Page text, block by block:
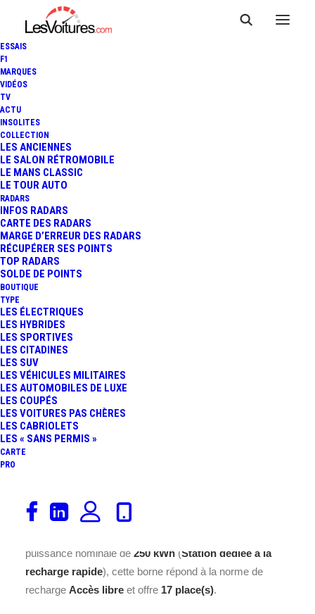
ESSAIS
F1
MARQUES
VIDÉOS
TV
ACTU
INSOLITES
COLLECTION
LES ANCIENNES
LE SALON RÉTROMOBILE
LE MANS CLASSIC
LE TOUR AUTO
RADARS
INFOS RADARS
CARTE DES RADARS
MARGE D’ERREUR DES RADARS
RÉCUPÉRER SES POINTS
TOP RADARS
SOLDE DE POINTS
BOUTIQUE
TYPE
LES ÉLECTRIQUES
LES HYBRIDES
LES SPORTIVES
LES CITADINES
LES SUV
LES VÉHICULES MILITAIRES
LES AUTOMOBILES DE LUXE
LES COUPÉS
LES VOITURES PAS CHÈRES
LES CABRIOLETS
LES « SANS PERMIS »
CARTE
PRO
Poêles-Rouffigny,
France (TESLA France
SARL)
Station dédiée à la recharge rapide
Villedieu-les-Poêles-Rouffigny, Rte des Estuaires,
puissance nominale de 250 kWh (Station dédiée à la
recharge rapide), cette borne répond à la norme de
recharge Accès libre et offre 17 place(s).